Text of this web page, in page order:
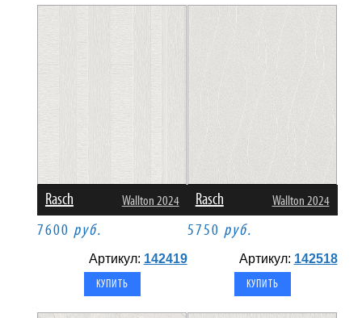
Rasch Wallton 2024
7600 руб.
Артикул: 142419
Rasch Wallton 2024
5750 руб.
Артикул: 142518